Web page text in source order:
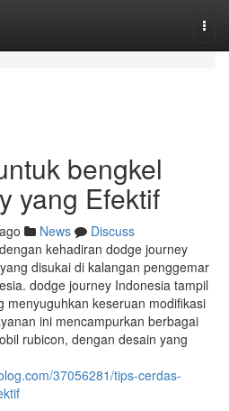
bengkel
yang Efektif
News
Discuss
kehadiran dodge journey
disukai di kalangan penggemar
dodge journey Indonesia tampil
menyuguhkan keseruan modifikasi
ini mencampurkan berbagai
rubicon, dengan desain yang
37056281/tips-cerdas-